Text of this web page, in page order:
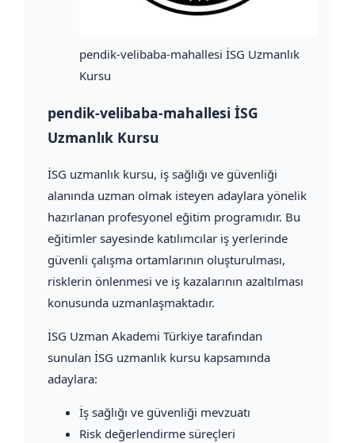
pendik-velibaba-mahallesi İSG Uzmanlık
Kursu
pendik-velibaba-mahallesi İSG
Uzmanlık Kursu
İSG uzmanlık kursu, iş sağlığı ve güvenliği
alanında uzman olmak isteyen adaylara yönelik
hazırlanan profesyonel eğitim programıdır. Bu
eğitimler sayesinde katılımcılar iş yerlerinde
güvenli çalışma ortamlarının oluşturulması,
risklerin önlenmesi ve iş kazalarının azaltılması
konusunda uzmanlaşmaktadır.
İSG Uzman Akademi Türkiye tarafından
sunulan İSG uzmanlık kursu kapsamında
adaylara:
İş sağlığı ve güvenliği mevzuatı
Risk değerlendirme süreçleri